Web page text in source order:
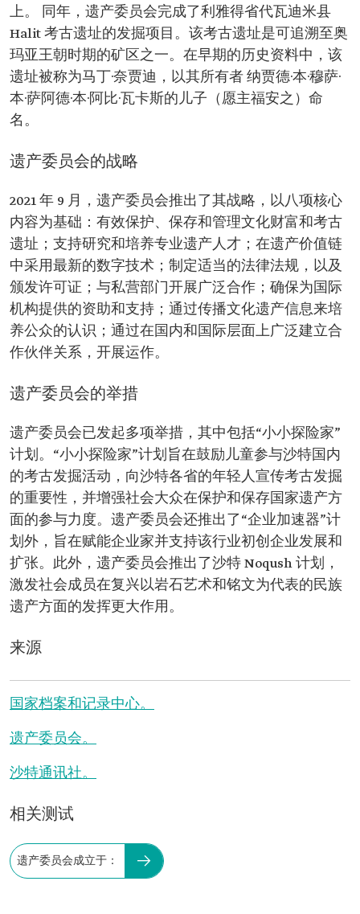
上。 同年，遗产委员会完成了利雅得省代瓦迪米县
Halit 考古遗址的发掘项目。该考古遗址是可追溯至奥
玛亚王朝时期的矿区之一。在早期的历史资料中，该
遗址被称为马丁·奈贾迪，以其所有者 纳贾德·本·穆萨·
本·萨阿德·本·阿比·瓦卡斯的儿子（愿主福安之）命
名。
遗产委员会的战略
2021 年 9 月，遗产委员会推出了其战略，以八项核心
内容为基础：有效保护、保存和管理文化财富和考古
遗址；支持研究和培养专业遗产人才；在遗产价值链
中采用最新的数字技术；制定适当的法律法规，以及
颁发许可证；与私营部门开展广泛合作；确保为国际
机构提供的资助和支持；通过传播文化遗产信息来培
养公众的认识；通过在国内和国际层面上广泛建立合
作伙伴关系，开展运作。
遗产委员会的举措
遗产委员会已发起多项举措，其中包括“小小探险家”
计划。“小小探险家”计划旨在鼓励儿童参与沙特国内
的考古发掘活动，向沙特各省的年轻人宣传考古发掘
的重要性，并增强社会大众在保护和保存国家遗产方
面的参与力度。遗产委员会还推出了“企业加速器”计
划外，旨在赋能企业家并支持该行业初创企业发展和
扩张。此外，遗产委员会推出了沙特 Noqush 计划，
激发社会成员在复兴以岩石艺术和铭文为代表的民族
遗产方面的发挥更大作用。
来源
国家档案和记录中心。
遗产委员会。
沙特通讯社。
相关测试
遗产委员会成立于：